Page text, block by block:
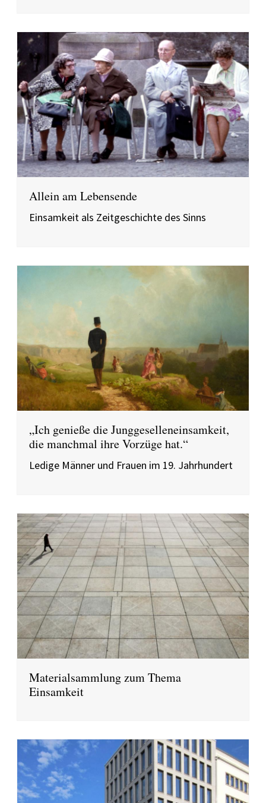
Allein am Lebensende
Einsamkeit als Zeitgeschichte des Sinns
„Ich genieße die Junggeselleneinsamkeit,
die manchmal ihre Vorzüge hat.“
Ledige Männer und Frauen im 19. Jahrhundert
Materialsammlung zum Thema
Einsamkeit